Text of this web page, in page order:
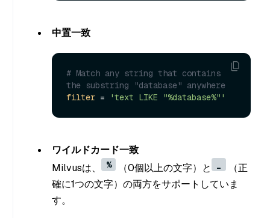
中置一致
# Match any string that contains
the substring "database" anywhere
filter = 'text LIKE "%database%"'
ワイルドカード一致
Milvusは、
% （0個以上の文字）と
（正
確に1つの文字）の両方をサポートしていま
す。